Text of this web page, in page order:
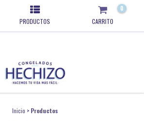
PRODUCTOS CARRITO
0
Inicio > Productos